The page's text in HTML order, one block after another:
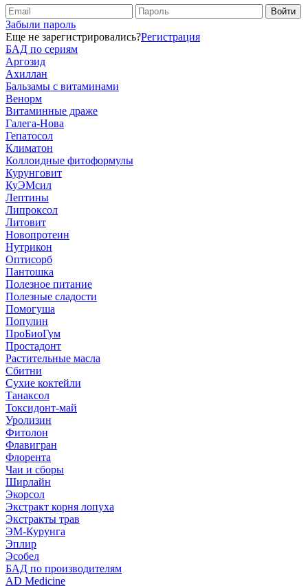
Забыли пароль
Еще не зарегистрировались?Регистрация
БАД по сериям
Аргозид
Ахиллан
Бальзамы с витаминами
Венорм
Витаминные драже
Галега-Нова
Гепатосол
Климатон
Коллоидные фитоформулы
Курунговит
КуЭМсил
Лептины
Липроксол
Литовит
Новопротеин
Нутрикон
Оптисорб
Пантошка
Полезное питание
Полезные сладости
Помогуша
Популин
ПроБиоГум
Простадонт
Растительные масла
Сбитни
Сухие коктейли
Танаксол
Токсидонт-май
Уролизин
Фитолон
Флавигран
Флорента
Чаи и сборы
Ширлайн
Экорсол
Экстракт корня лопуха
Экстракты трав
ЭМ-Курунга
Эплир
Эсобел
БАД по производителям
AD Medicine